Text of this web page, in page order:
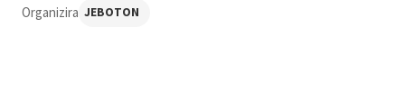
Organizira JEBOTON